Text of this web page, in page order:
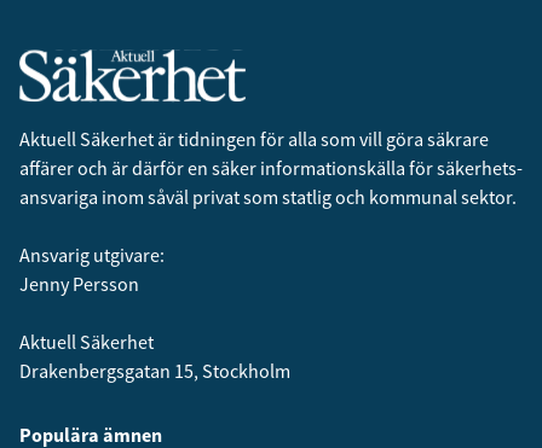
Aktuell Säkerhet är tidningen för alla som vill göra säkrare
affärer och är därför en säker informationskälla för säkerhets­
ansvariga inom såväl privat som statlig och kommunal sektor.
Ansvarig utgivare:
Jenny Persson
Aktuell Säkerhet
Drakenbergsgatan 15, Stockholm
Populära ämnen